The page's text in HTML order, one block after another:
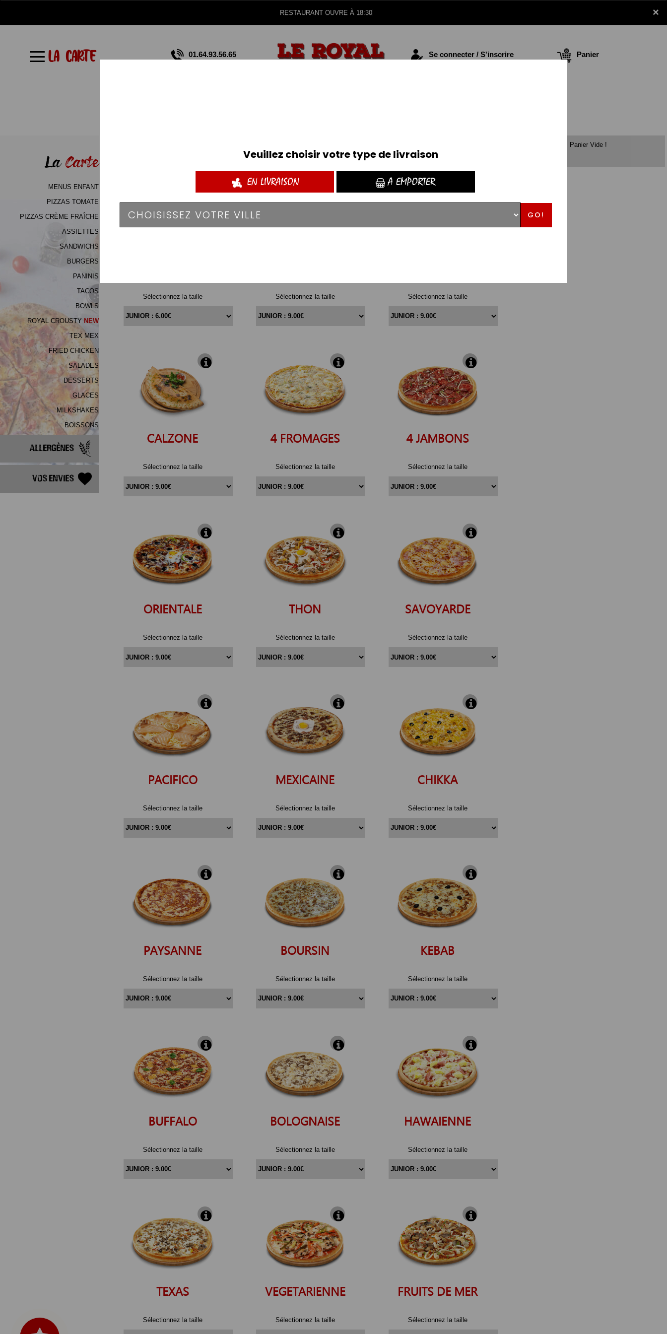
×
RESTAURANT OUVRE À 18:30
LA CARTE 01.64.93.56.65 Se connecter / S'inscrire Panier
Emporter
Mentions
Mobile
Programme
De
Vos
Avis
Zones
Livraison
LaCarte
MENUS ENFANT
PIZZAS TOMATE
PIZZAS CRÈME FRAÎCHE
ASSIETTES
SANDWICHS
BURGERS
PANINIS
TACOS
BOWLS
ROYAL CROUSTY NEW
TEX MEX
FRIED CHICKEN
SALADES
DESSERTS
GLACES
MILKSHAKES
BOISSONS
Allergènes
Vos Envies
PIZZAS TOMATE
Sélectionnez la taille Sélectionnez la taille Sélectionnez la taille
CALZONE
Sélectionnez la taille
4FROMAGES
Sélectionnez la taille
4JAMBONS
Sélectionnez la taille
ORIENTALE
Sélectionnez la taille
THON
Sélectionnez la taille
SAVOYARDE
Sélectionnez la taille
PACIFICO
Sélectionnez la taille
MEXICAINE
Sélectionnez la taille
CHIKKA
Sélectionnez la taille
PAYSANNE
Sélectionnez la taille
BOURSIN
Sélectionnez la taille
KEBAB
Sélectionnez la taille
BUFFALO
Sélectionnez la taille
BOLOGNAISE
Sélectionnez la taille
HAWAIENNE
Sélectionnez la taille
TEXAS
Sélectionnez la taille
VEGETARIENNE
Sélectionnez la taille
FRUITS DE MER
Sélectionnez la taille
Panier Vide !